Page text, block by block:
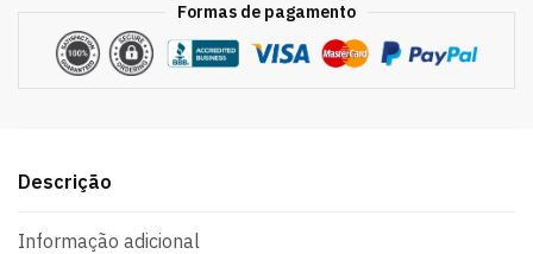
Formas de pagamento
Descrição
Informação adicional